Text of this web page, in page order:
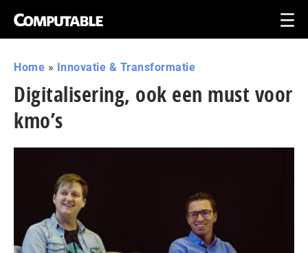
Home » Innovatie & Transformatie
Digitalisering, ook een must voor
kmo’s